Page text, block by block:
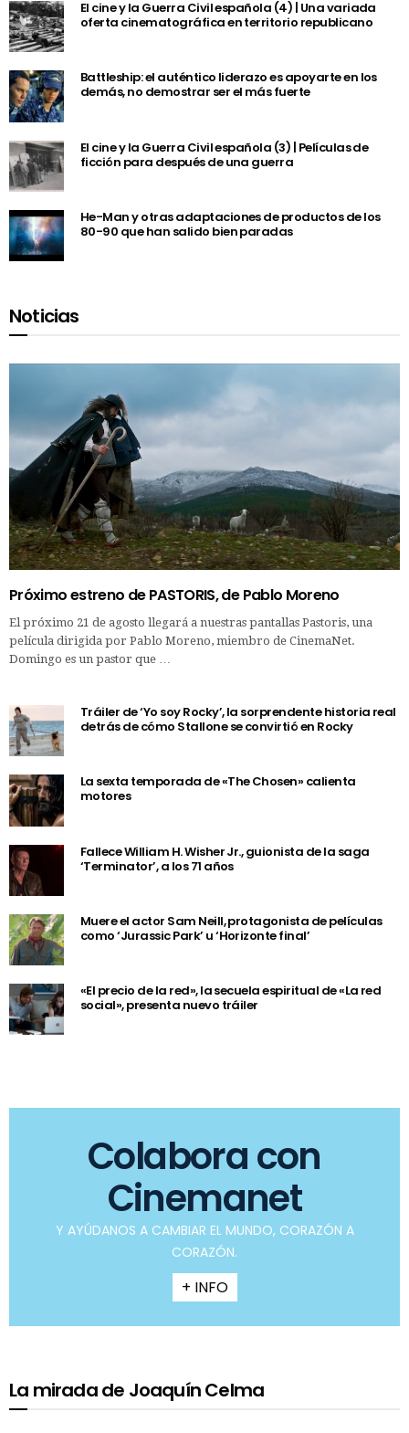
El cine y la Guerra Civil española (4) | Una variada
oferta cinematográfica en territorio republicano
Battleship: el auténtico liderazo es apoyarte en los
demás, no demostrar ser el más fuerte
El cine y la Guerra Civil española (3) | Películas de
ficción para después de una guerra
He-Man y otras adaptaciones de productos de los
80-90 que han salido bien paradas
Noticias
Próximo estreno de PASTORIS, de Pablo Moreno
El próximo 21 de agosto llegará a nuestras pantallas Pastoris, una
película dirigida por Pablo Moreno, miembro de CinemaNet.
Domingo es un pastor que …
Tráiler de ‘Yo soy Rocky’, la sorprendente historia real
detrás de cómo Stallone se convirtió en Rocky
La sexta temporada de «The Chosen» calienta
motores
Fallece William H. Wisher Jr., guionista de la saga
‘Terminator’, a los 71 años
Muere el actor Sam Neill, protagonista de películas
como ‘Jurassic Park’ u ‘Horizonte final’
«El precio de la red», la secuela espiritual de «La red
social», presenta nuevo tráiler
Colabora con
Cinemanet
Y AYÚDANOS A CAMBIAR EL MUNDO, CORAZÓN A
CORAZÓN.
+ INFO
La mirada de Joaquín Celma